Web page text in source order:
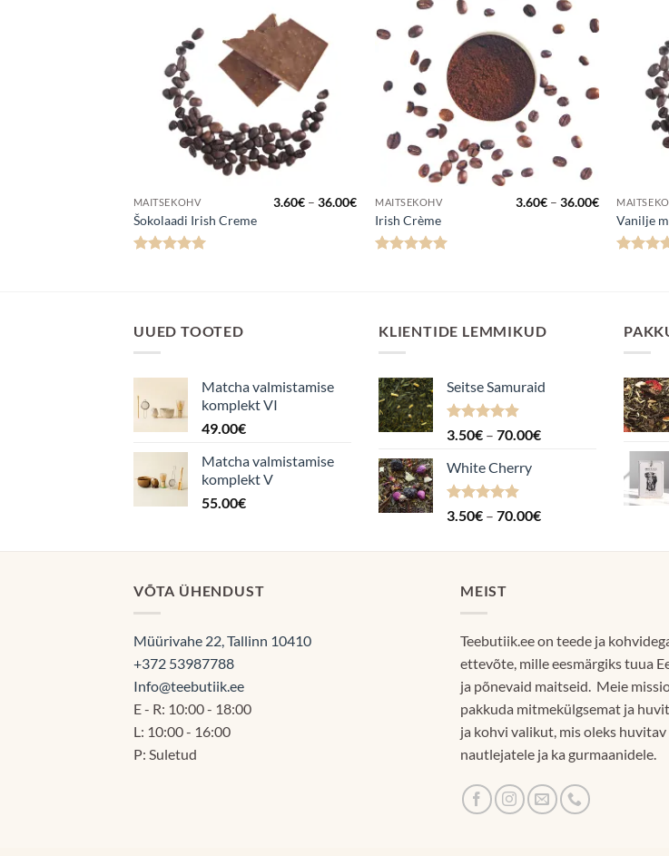
lemmikuks
MAITSEKOHV
Šokolaadi Irish Creme
3.60€ – 36.00€Hinnavahemik:
3.60€
kuni
36.00€
Lisa
lemmikuks
MAITSEKOHV
Irish Crème
3.60€ – 36.00€
3.60€
kuni
36.00€
Vanilje
Hinnavahemik:
3.60€
kuni
36.00€
UUED TOOTED
Matcha valmistamise
komplekt VI
49.00€
Matcha valmistamise
komplekt V
55.00€
KLIENTIDE LEMMIKUD
Seitse Samuraid
Hinnanguga
3.50€ – 70.00€Hinnavahemik:
White Cherry
Hinnanguga
3.50€ – 70.00€Hinnavahemik:
kuni
VÕTA ÜHENDUST
Müürivahe 22, Tallinn 10410
+372 53987788
Info@teebutiik.ee
E - R: 10:00 - 18:00
L: 10:00 - 16:00
P: Suletud
MEIST
Teebutiik.ee on teede ja
ettevõte, mille eesmärgiks tuua
ja põnevaid maitseid. Meie
pakkuda mitmekülgsemat ja
ja kohvi valikut, mis oleks huvitav
nautlejatele ja ka gurmaanidele.